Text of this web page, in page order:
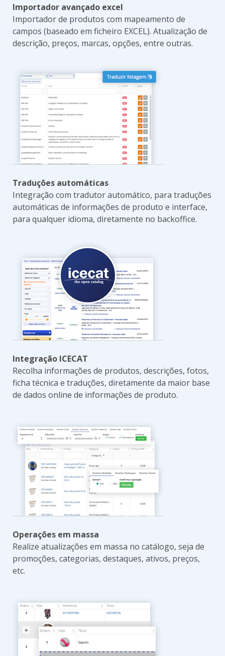
Importador avançado excel
Importador de produtos com mapeamento de
campos (baseado em ficheiro EXCEL). Atualização de
descrição, preços, marcas, opções, entre outras.
Traduções automáticas
Integração com tradutor automático, para traduções
automáticas de informações de produto e interface,
para qualquer idioma, diretamente no backoffice.
Integração ICECAT
Recolha informações de produtos, descrições, fotos,
ficha técnica e traduções, diretamente da maior base
de dados online de informações de produto.
Operações em massa
Realize atualizações em massa no catálogo, seja de
promoções, categorias, destaques, ativos, preços,
etc.